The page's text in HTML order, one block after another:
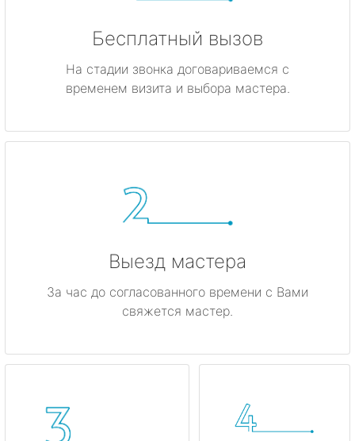
Бесплатный вызов
На стадии звонка договариваемся с
временем визита и выбора мастера.
Выезд мастера
За час до согласованного времени с Вами
свяжется мастер.